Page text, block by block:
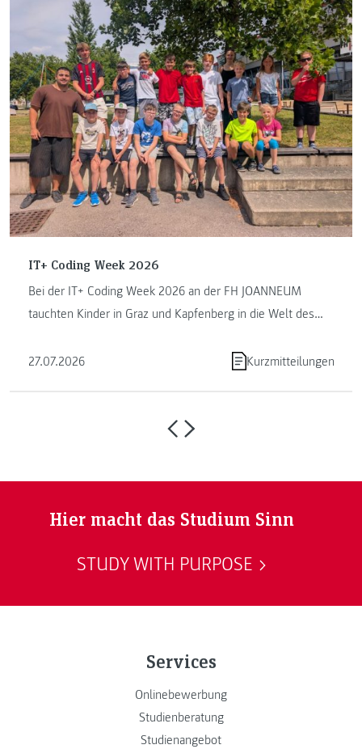
IT+ Coding Week 2026
Bei der IT+ Coding Week 2026 an der FH JOANNEUM
tauchten Kinder in Graz und Kapfenberg in die Welt des
27.07.2026
Kurzmitteilungen
Hier macht das Studium Sinn
STUDY WITH PURPOSE
Services
Onlinebewerbung
Studienberatung
Studienangebot